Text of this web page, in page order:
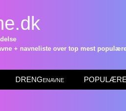
+ navneliste over top mest
DRENGenavne POPULÆRE